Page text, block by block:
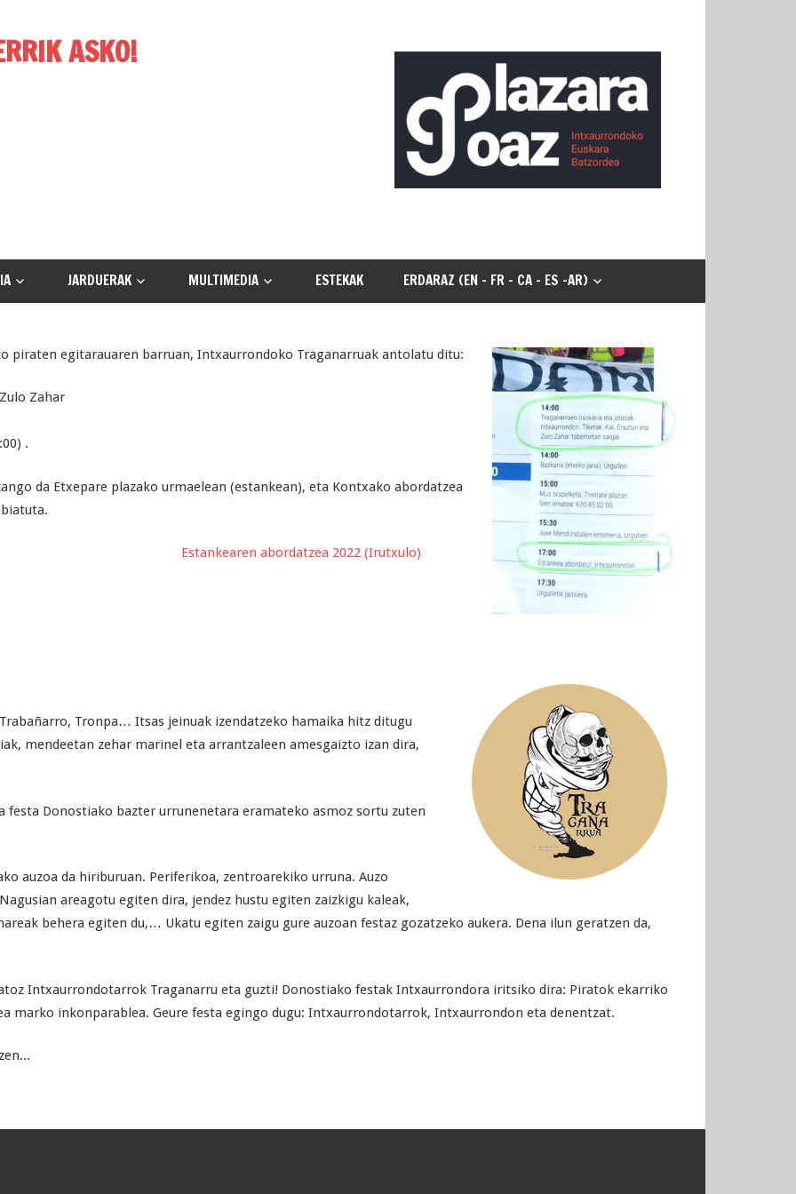
ASKO!
JARDUERAK MULTIMEDIA ESTEKAK ERDARAZ (EN - FR - CA - ES -AR)
piraten egitarauaren barruan, Intxaurrondoko Traganarruak antolatu ditu:
Zahar
.
da Etxepare plazako urmaelean (estankean), eta Kontxako abordatzea
Estankearen abordatzea 2022 (Irutxulo)
Tronpa… Itsas jeinuak izendatzeko hamaika hitz ditugu
mendeetan zehar marinel eta arrantzaleen amesgaizto izan dira,
festa Donostiako bazter urrunenetara eramateko asmoz sortu zuten
auzoa da hiriburuan. Periferikoa, zentroarekiko urruna. Auzo
areagotu egiten dira, jendez hustu egiten zaizkigu kaleak,
behera egiten du,… Ukatu egiten zaigu gure auzoan festaz gozatzeko aukera. Dena ilun geratzen da,
Intxaurrondotarrok Traganarru eta guzti! Donostiako festak Intxaurrondora iritsiko dira: Piratok ekarriko
marko inkonparablea. Geure festa egingo dugu: Intxaurrondotarrok, Intxaurrondon eta denentzat.